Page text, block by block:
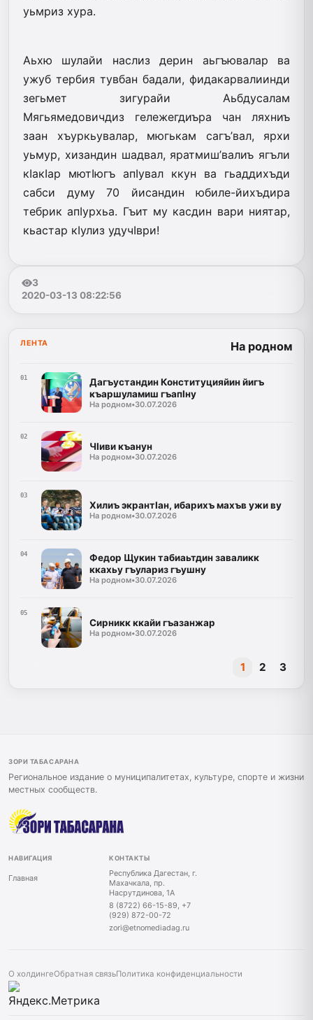
уьмриз хура.
Аьхю шулайи наслиз дерин аьгъювалар ва
ужуб тербия тувбан бадали, фидакарвалиинди
зегьмет зигурайи Аьбдусалам
Мягьямедовичдиз гележегдиъра чан ляхниъ
заан хъуркьувалар, мюгькам сагъ’вал, ярхи
уьмур, хизандин шадвал, яратмиш’валиъ ягъли
кIакIар мютIюгъ апIувал ккун ва гьаддихъди
сабси думу 70 йисандин юбиле-йихъдира
тебрик апIурхьа. Гъит му касдин вари ниятар,
кьастар кIулиз удучIври!
3
2020-03-13 08:22:56
ЛЕНТА На родном
01
Дагъустандин Конституцияйин йигъ
къаршуламиш гъапIну
На родном•30.07.2026
02
ЧIиви къанун
На родном•30.07.2026
03
Хилиъ экрантIан, ибарихъ махъв ужи ву
На родном•30.07.2026
04
Федор Щукин табиаьтдин заваликк
ккахьу гъулариз гъушну
На родном•30.07.2026
05
Сирникк ккайи гъазанжар
На родном•30.07.2026
1 2 3
ЗОРИ ТАБАСАРАНА
Региональное издание о муниципалитетах, культуре, спорте и жизни
местных сообществ.
НАВИГАЦИЯ
Главная
КОНТАКТЫ
Республика Дагестан, г.
Махачкала, пр.
Насрутдинова, 1А
8 (8722) 66-15-89, +7
(929) 872-00-72
zori@etnomediadag.ru
О холдингеОбратная связьПолитика конфиденциальности